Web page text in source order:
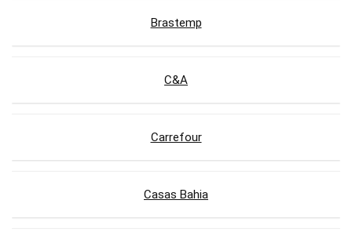
Brastemp
C&A
Carrefour
Casas Bahia